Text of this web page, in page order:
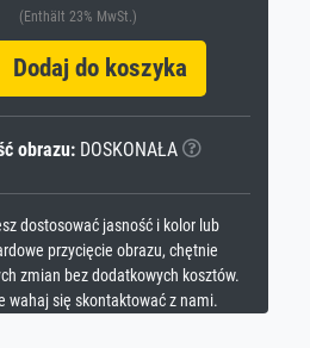
(Enthält 23% MwSt.)
do koszyka
obrazu:DOSKONAŁA
dostosować jasność i kolor lub
przycięcie obrazu, chętnie
zmian bez dodatkowych kosztów.
wahaj się skontaktować z nami.